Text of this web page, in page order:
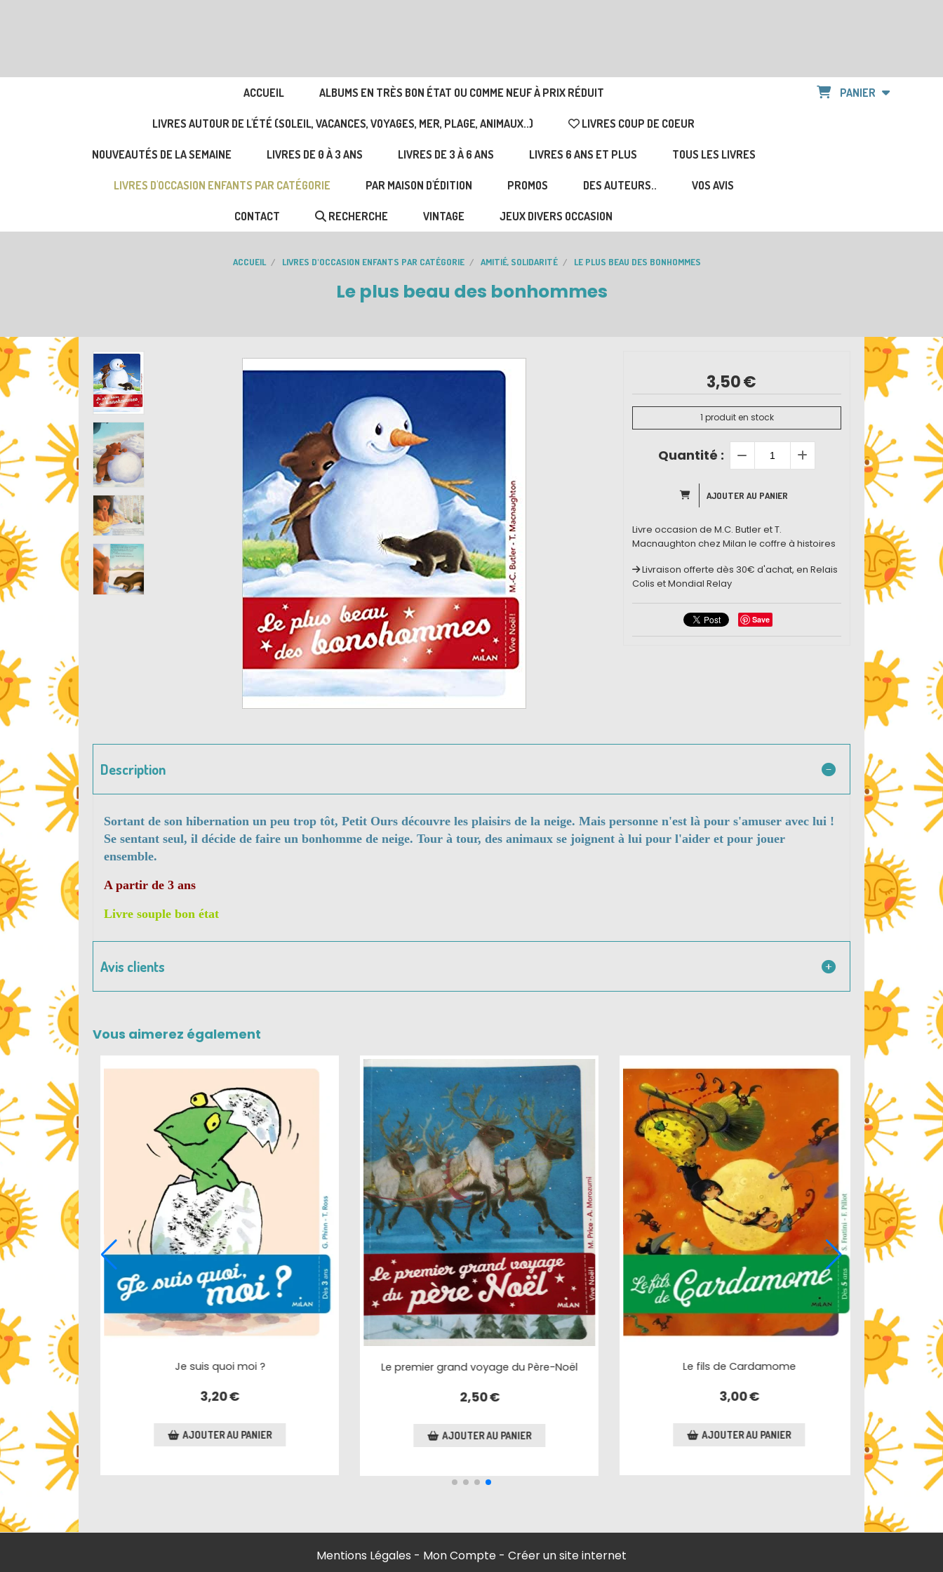
ACCUEIL ALBUMS EN TRÈS BON ÉTAT OU COMME NEUF À PRIX RÉDUIT
LIVRES AUTOUR DE L'ÉTÉ (SOLEIL, VACANCES, VOYAGES, MER, PLAGE, ANIMAUX..) LIVRES COUP DE COEUR
NOUVEAUTÉS DE LA SEMAINE LIVRES DE 0 À 3 ANS LIVRES DE 3 À 6 ANS LIVRES 6 ANS ET PLUS TOUS LES LIVRES
LIVRES D'OCCASION ENFANTS PAR CATÉGORIE PAR MAISON D'ÉDITION PROMOS DES AUTEURS.. VOS AVIS
CONTACT RECHERCHE VINTAGE JEUX DIVERS OCCASION
PANIER
ACCUEIL LIVRES D'OCCASION ENFANTS PAR CATÉGORIE AMITIÉ, SOLIDARITÉ LE PLUS BEAU DES BONHOMMES
Le plus beau des bonhommes
3,50€
1 produit en stock
Quantité :
AJOUTER AU PANIER
Livre occasion de M.C. Butler et T.
Macnaughton chez Milan le coffre à histoires
Livraison offerte dès 30€ d'achat, en Relais
Colis et Mondial Relay
Save
Description
Sortant de son hibernation un peu trop tôt, Petit Ours découvre les plaisirs de la neige. Mais personne n'est là pour s'amuser avec lui !
Se sentant seul, il décide de faire un bonhomme de neige. Tour à tour, des animaux se joignent à lui pour l'aider et pour jouer
ensemble.
A partir de 3 ans
Livre souple bon état
Avis clients
Vous aimerez également
Noël Le fils de Cardamome
3,00€
AJOUTER AU PANIER
Ulysse et le cyclope
3,00€
AJOUTER AU PANIER
Je suis quoi moi ?
3,20€
AJOUTER AU PANIER
Le
Mentions Légales Mon Compte Créer un site internet